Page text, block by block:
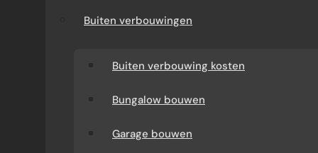
Buiten verbouwingen
Buiten verbouwing kosten
Bungalow bouwen
Garage bouwen